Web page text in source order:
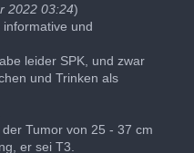
2022 03:24)
und
leider SPK, und zwar
und Trinken als
Tumor von 25 - 37 cm
er sei T3.